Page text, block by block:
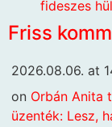
fideszes
Friss
2026.08.06. at
on Orbán Anita
üzenték: Lesz,